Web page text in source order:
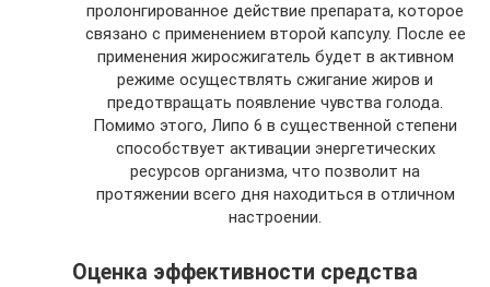
пролонгированное действие препарата, которое
связано с применением второй капсулу. После ее
применения жиросжигатель будет в активном
режиме осуществлять сжигание жиров и
предотвращать появление чувства голода.
Помимо этого, Липо 6 в существенной степени
способствует активации энергетических
ресурсов организма, что позволит на
протяжении всего дня находиться в отличном
настроении.
Оценка эффективности средства